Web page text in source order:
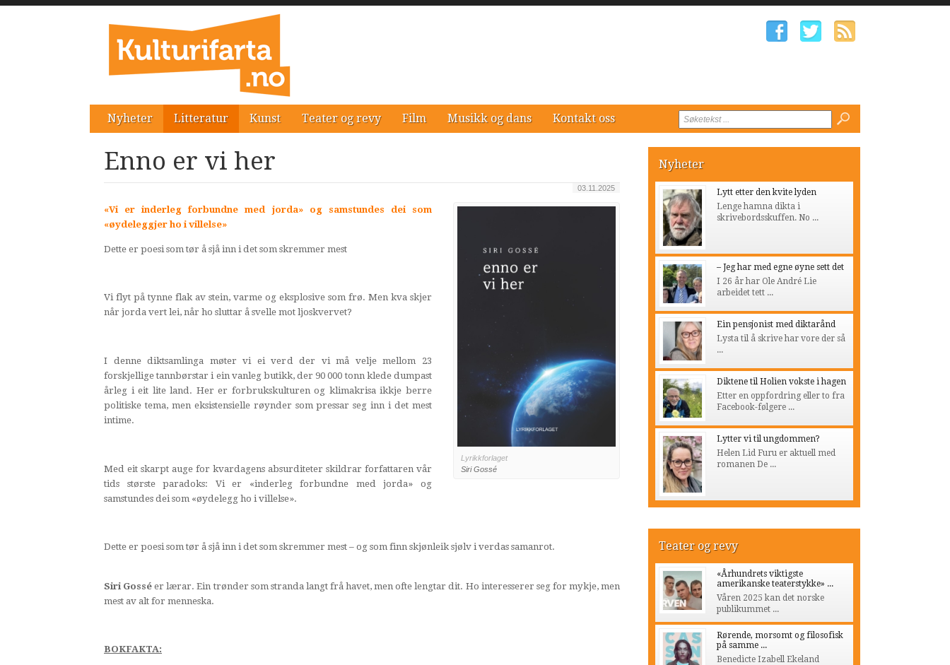
Nyheter Litteratur Kunst Teater og revy Film Musikk og dans Kontakt oss
Enno er vi her
03.11.2025
Lyrikkforlaget
Siri Gossé
«Vi er inderleg forbundne med jorda» og samstundes dei som
«øydeleggjer ho i villelse»
Dette er poesi som tør å sjå inn i det som skremmer mest
Vi flyt på tynne flak av stein, varme og eksplosive som frø. Men kva skjer
når jorda vert lei, når ho sluttar å svelle mot ljoskvervet?
I denne diktsamlinga møter vi ei verd der vi må velje mellom 23
forskjellige tannbørstar i ein vanleg butikk, der 90 000 tonn klede dumpast
årleg i eit lite land. Her er forbrukskulturen og klimakrisa ikkje berre
politiske tema, men eksistensielle røynder som pressar seg inn i det mest
intime.
Med eit skarpt auge for kvardagens absurditeter skildrar forfattaren vår
tids største paradoks: Vi er «inderleg forbundne med jorda» og
samstundes dei som «øydelegg ho i villelse».
Dette er poesi som tør å sjå inn i det som skremmer mest – og som finn skjønleik sjølv i verdas samanrot.
Siri Gosséer lærar. Ein trønder som stranda langt frå havet, men ofte lengtar dit. Ho interesserer seg for mykje, men
mest av alt for menneska.
BOKFAKTA:
Nyheter
Lytt etter den kvite lyden
Lenge hamna dikta i
skrivebordsskuffen. No ...
– Jeg har med egne øyne sett det
I 26 år har Ole André Lie
arbeidet tett ...
Ein pensjonist med diktarånd
Lysta til å skrive har vore der så
...
Diktene til Holien vokste i hagen
Etter en oppfordring eller to fra
Facebook-følgere ...
Lytter vi til ungdommen?
Helen Lid Furu er aktuell med
romanen De ...
Teater og revy
«Århundrets viktigste
amerikanske teaterstykke» ...
Våren 2025 kan det norske
publikummet ...
Rørende, morsomt og filosofisk
på samme ...
Benedicte Izabell Ekeland